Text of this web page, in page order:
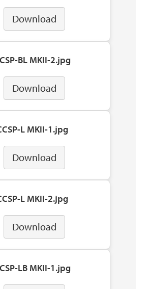
Download
BL MKII-2.jpg
Download
L MKII-1.jpg
Download
L MKII-2.jpg
Download
LB MKII-1.jpg